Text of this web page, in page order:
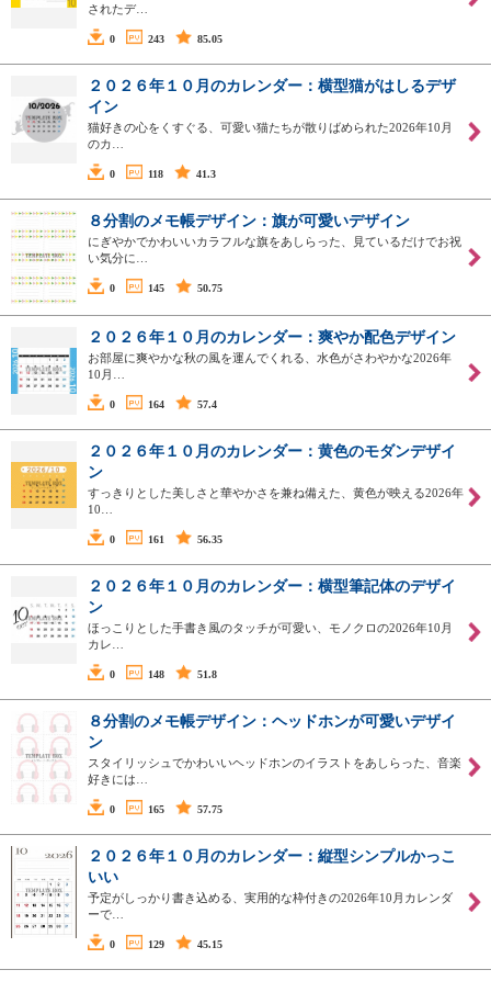
されたデ…
0 243 85.05
２０２６年１０月のカレンダー：横型猫がはしるデザ
イン
猫好きの心をくすぐる、可愛い猫たちが散りばめられた2026年10月
のカ…
0 118 41.3
８分割のメモ帳デザイン：旗が可愛いデザイン
にぎやかでかわいいカラフルな旗をあしらった、見ているだけでお祝
い気分に…
0 145 50.75
２０２６年１０月のカレンダー：爽やか配色デザイン
お部屋に爽やかな秋の風を運んでくれる、水色がさわやかな2026年
10月…
0 164 57.4
２０２６年１０月のカレンダー：黄色のモダンデザイ
ン
すっきりとした美しさと華やかさを兼ね備えた、黄色が映える2026年
10…
0 161 56.35
２０２６年１０月のカレンダー：横型筆記体のデザイ
ン
ほっこりとした手書き風のタッチが可愛い、モノクロの2026年10月
カレ…
0 148 51.8
８分割のメモ帳デザイン：ヘッドホンが可愛いデザイ
ン
スタイリッシュでかわいいヘッドホンのイラストをあしらった、音楽
好きには…
0 165 57.75
２０２６年１０月のカレンダー：縦型シンプルかっこ
いい
予定がしっかり書き込める、実用的な枠付きの2026年10月カレンダ
ーで…
0 129 45.15